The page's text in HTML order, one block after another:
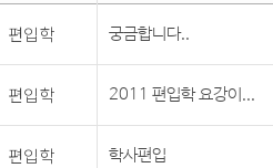
편입학 궁금합니다..
편입학 2011 편입학 요강이...
편입학 학사편입